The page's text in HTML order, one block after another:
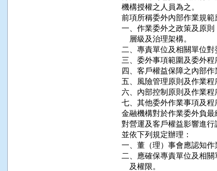
機構授權之人員為之。
前項所稱委外內部作業規
一、作業委外之政策及原
    層級及治理架構。
二、專責單位及相關單位
三、委外事項範圍及委外程
四、客戶權益保障之內部
五、風險管理原則及作業程
六、內部控制原則及作業程
七、其他委外作業事項及程
金融機構對於作業委外負
對營運及客戶權益影響進
並依下列規定辦理：
一、董（理）事會應認知
二、應確保專責單位及相
    及權限。